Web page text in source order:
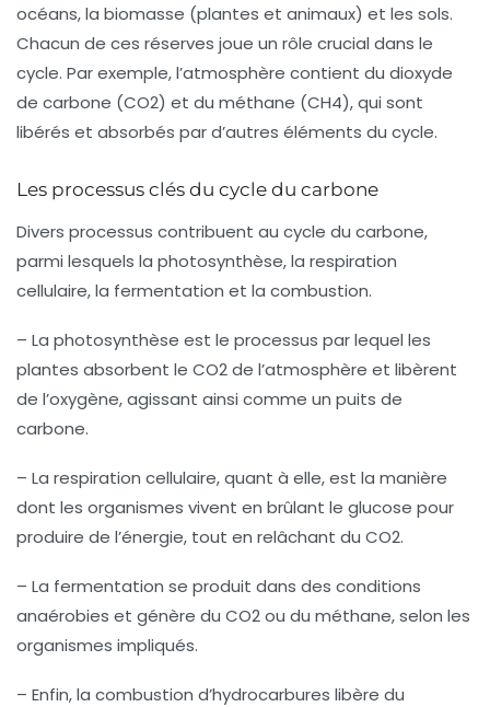
océans, la biomasse (plantes et animaux) et les sols.
Chacun de ces réserves joue un rôle crucial dans le
cycle. Par exemple, l’atmosphère contient du dioxyde
de carbone (CO2) et du méthane (CH4), qui sont
libérés et absorbés par d’autres éléments du cycle.
Les processus clés du cycle du carbone
Divers processus contribuent au cycle du carbone,
parmi lesquels la photosynthèse, la respiration
cellulaire, la fermentation et la combustion.
– La photosynthèse est le processus par lequel les
plantes absorbent le CO2 de l’atmosphère et libèrent
de l’oxygène, agissant ainsi comme un puits de
carbone.
– La respiration cellulaire, quant à elle, est la manière
dont les organismes vivent en brûlant le glucose pour
produire de l’énergie, tout en relâchant du CO2.
– La fermentation se produit dans des conditions
anaérobies et génère du CO2 ou du méthane, selon les
organismes impliqués.
– Enfin, la combustion d’hydrocarbures libère du